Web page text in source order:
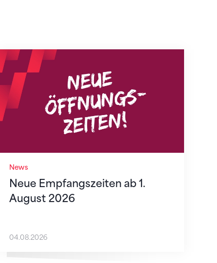
News
Neue Empfangszeiten ab 1.
August 2026
Empfangszeiten ab 1. August 2026
04.08.2026